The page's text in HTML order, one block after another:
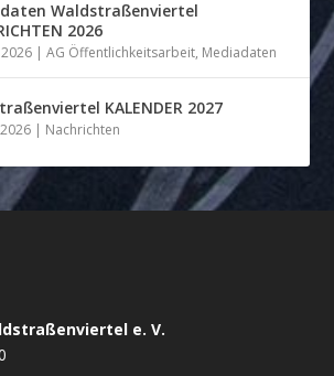
Waldstraßenviertel
2026
|AG Öffentlichkeitsarbeit, Mediadaten
KALENDER 2027
| Nachrichten
e. V.